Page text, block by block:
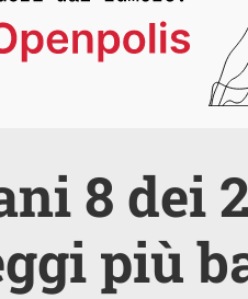
8 dei
più